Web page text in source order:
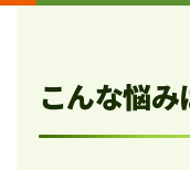
こんな悩み